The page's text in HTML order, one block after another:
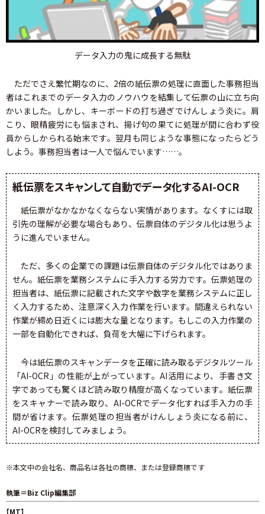
データ入力の鬼に成長する無駄
ただでさえ繁忙期なのに、2倍の紙伝票の処理に直面した事務担当
者はこれまでのデータ入力のノウハウを結集して伝票の山に立ち向
かいました。しかし、キーボードの打ち過ぎでけんしょう炎に。肩
こり、眼精疲労にも悩まされ、揚げ句の果てに処理が間に合わず役
員からしかられる始末です。翌月も同じような事態になったらどう
しよう。事務担当者は一人で悩んでいます……。
紙伝票をスキャンして自動でデータ化するAI-OCR
紙伝票がなかなかなくならない実情があります。なくすには取
引先の理解が必要な場合もあり、伝票自体のデジタル化は思うよ
うに進んでいません。
ただ、多くの企業での課題は伝票自体のデジタル化ではありま
せん。紙伝票を業務システムに手入力する労力です。伝票処理の
担当者は、紙伝票に記載された文字や数字を業務システムに正し
く入力するため、注意深く入力作業を行います。間違えられない
作業が締め日近くには膨大な量となります。もしこの入力作業の
一部を自動化できれば、負荷を大幅に下げられます。
今は紙伝票のスキャンデータを正確に読み取るデジタルツール
「AI-OCR」の性能が上がっています。AI活用により、手書き文
字であっても驚くほど読み取り精度が高くなっています。紙伝票
をスキャナーで読み取り、AI-OCRでデータ化すれば手入力の手
間が省けます。伝票処理の担当者がけんしょう炎になる前に、
AI-OCRを検討してみましょう。
※本文中の会社名、商品名は各社の商標、または登録商標です
執筆＝Biz Clip編集部
【MT】